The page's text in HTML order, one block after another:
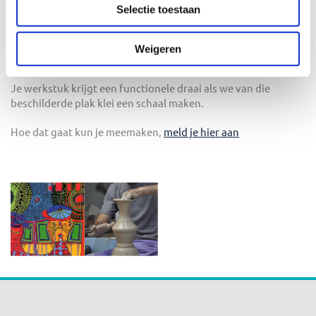
Selectie toestaan
Weigeren
De min of meer vlakke ondergrond van fijne klei wordt
beschilderd met zelf aan te maken engobes.
Je werkstuk krijgt een functionele draai als we van die
beschilderde plak klei een schaal maken.
Hoe dat gaat kun je meemaken, meld je hier aan